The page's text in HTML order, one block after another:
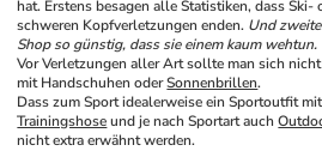
hat. Erstens besagen alle Statistiken, dass
schweren Kopfverletzungen enden. Und
Shop so günstig, dass sie einem kaum wehtun.
Vor Verletzungen aller Art sollte man sich
mit Handschuhen oder Sonnenbrillen.
Dass zum Sport idealerweise ein Sportoutfit
Trainingshose und je nach Sportart auch
nicht extra erwähnt werden.